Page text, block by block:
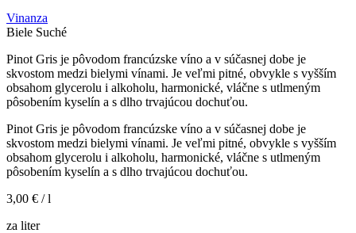
Vinanza
Biele Suché
Pinot Gris je pôvodom francúzske víno a v súčasnej dobe je
skvostom medzi bielymi vínami. Je veľmi pitné, obvykle s vyšším
obsahom glycerolu i alkoholu, harmonické, vláčne s utlmeným
pôsobením kyselín a s dlho trvajúcou dochuťou.
Pinot Gris je pôvodom francúzske víno a v súčasnej dobe je
skvostom medzi bielymi vínami. Je veľmi pitné, obvykle s vyšším
obsahom glycerolu i alkoholu, harmonické, vláčne s utlmeným
pôsobením kyselín a s dlho trvajúcou dochuťou.
3,00 € / l
za liter